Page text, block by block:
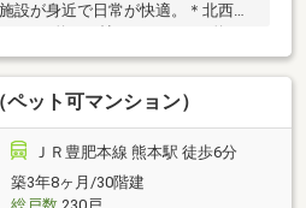
設が身近で日常が快適。＊北西角
族と個室を両立。＊33階ならでは
光。視線が抜ける心地よさと、落
実感。※備考※■駐車場2台所有
イルーフ専用（空き、使用可
貸中、30，000円／月） ■駐車場
）：管理費・修繕積立金・土地
月■緩衝地区：五福小学校・藤園
ット可マンション）
ＪＲ豊肥本線 熊本駅 徒歩6分
築3年8ヶ月/30階建